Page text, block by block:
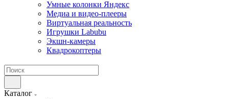
Умные колонки Яндекс
Медиа и видео-плееры
Виртуальная реальность
Игрушки Labubu
Экшн-камеры
Квадрокоптеры
Каталог